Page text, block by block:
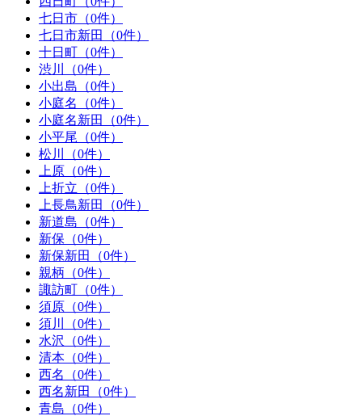
七日市（0件）
七日市新田（0件）
十日町（0件）
渋川（0件）
小出島（0件）
小庭名（0件）
小庭名新田（0件）
小平尾（0件）
松川（0件）
上原（0件）
上折立（0件）
上長鳥新田（0件）
新道島（0件）
新保（0件）
新保新田（0件）
親柄（0件）
諏訪町（0件）
須原（0件）
須川（0件）
水沢（0件）
清本（0件）
西名（0件）
西名新田（0件）
青島（0件）